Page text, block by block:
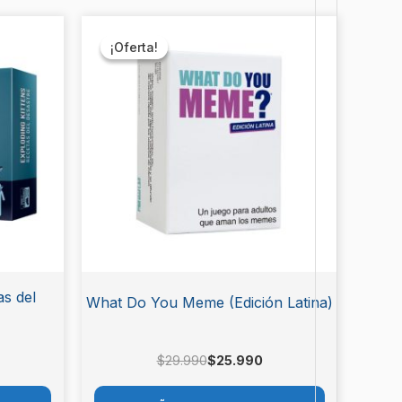
del
¡Oferta!
¡Oferta!
What Do You Meme (Edición Latina)
$29.990
era:
$29.990.
$25.990
es:
$25.990.